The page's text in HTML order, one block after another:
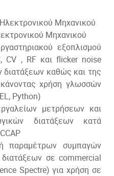
Μηχανικού
Μηχανικού
εξοπλισμού
CV , RF και flicker noise
καθώς και της
χρήση γλωσσών
Python)
μετρήσεων και
διατάξεων κατά
παραμέτρων συμπαγών
σε commercial
Spectre) για χρήση σε